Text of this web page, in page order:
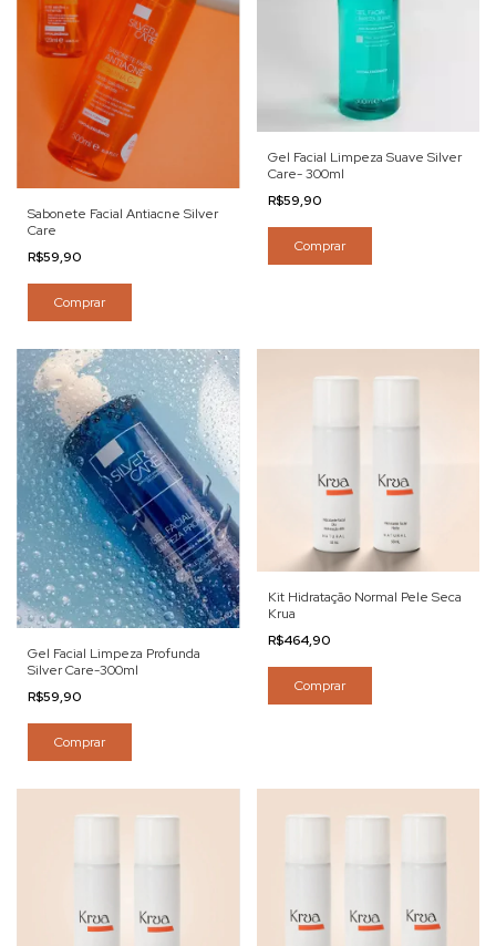
Sabonete Facial Antiacne Silver
Care
R$59,90
Comprar
Gel Facial Limpeza Suave Silver
Care- 300ml
R$59,90
Comprar
Gel Facial Limpeza Profunda
Silver Care-300ml
R$59,90
Comprar
Kit Hidratação Normal Pele Seca
Krua
R$464,90